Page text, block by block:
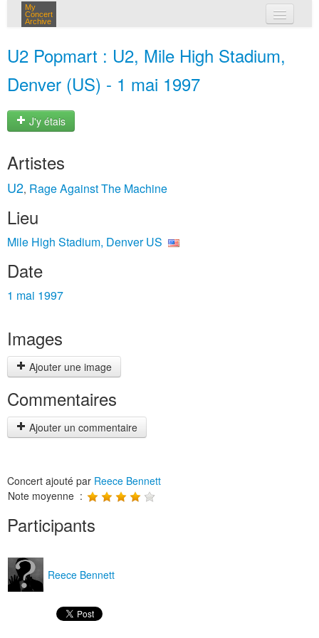
My
Concert
Archive
U2 Popmart : U2, Mile High Stadium,
Denver (US) - 1 mai 1997
J'y étais
Artistes
U2, Rage Against The Machine
Lieu
Mile High Stadium, Denver US
Date
1 mai 1997
Images
Ajouter une image
Commentaires
Ajouter un commentaire
Concert ajouté par Reece Bennett
Note moyenne :
Participants
Reece Bennett